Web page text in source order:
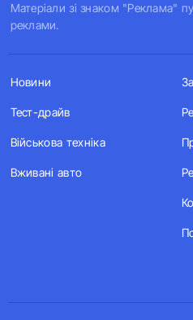
Матеріали зі знаком "Реклама"
реклами.
Новини
Тест-драйв
Військова техніка
Вживані авто